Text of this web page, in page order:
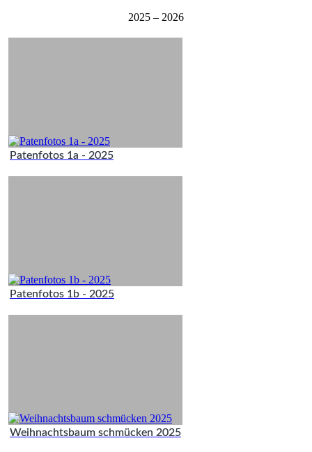
2025 – 2026
Patenfotos 1a - 2025
Patenfotos 1b - 2025
Weihnachtsbaum schmücken 2025